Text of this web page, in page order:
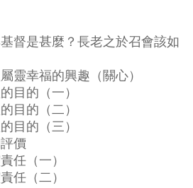
督是甚麼？長老之於召會該如
靈幸福的興趣（關心）
目的（一）
目的（二）
目的（三）
價
任（一）
任（二）